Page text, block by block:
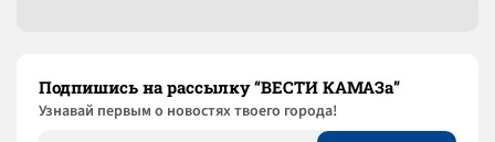
Подпишись на рассылку “ВЕСТИ КАМАЗа”
Узнaвай первым о новостях твоего города!